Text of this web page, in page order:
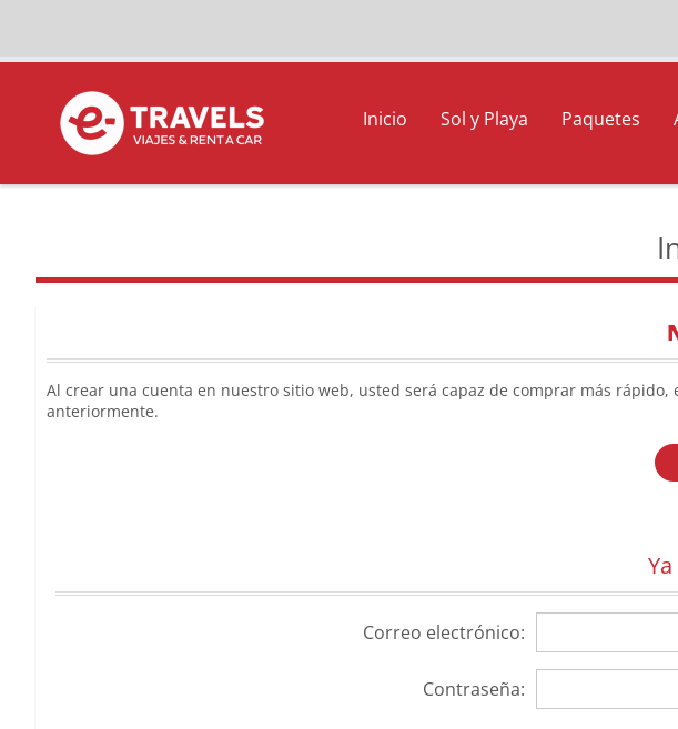
Inicio Sol y Playa Paquetes
Al crear una cuenta en nuestro sitio web, usted será capaz de comprar más
anteriormente.
Correo electrónico:
Contraseña: